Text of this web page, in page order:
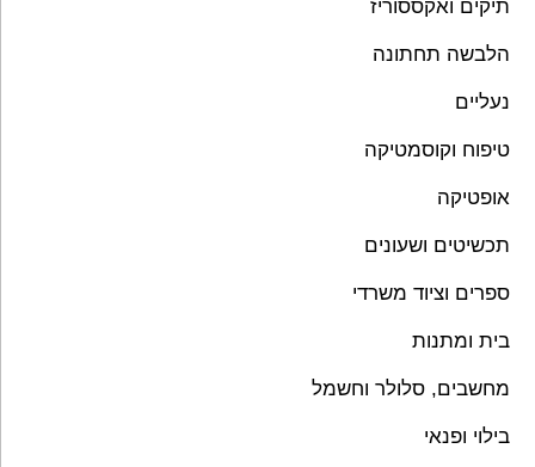
תיקים ואקססוריז
הלבשה תחתונה
נעליים
טיפוח וקוסמטיקה
אופטיקה
תכשיטים ושעונים
ספרים וציוד משרדי
בית ומתנות
מחשבים, סלולר וחשמל
בילוי ופנאי